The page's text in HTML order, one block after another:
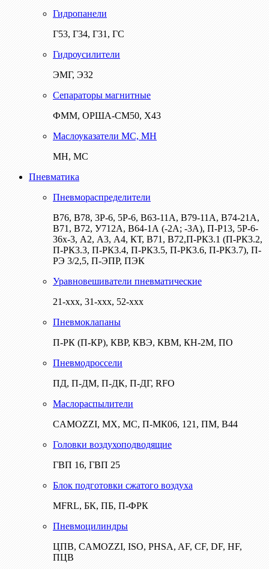
Гидропанели
Г53, Г34, Г31, ГС
Гидроусилители
ЭМГ, Э32
Сепараторы магнитные
ФММ, ОРША-СМ50, Х43
Маслоуказатели МС, МН
МН, МС
Пневматика
Пневмораспределители
В76, В78, 3Р-6, 5Р-6, В63-11А, В79-11А, В74-21А,
В71, В72, У712А, В64-1А (-2А; -3А), П-Р13, 5Р-6-
36х-3, А2, А3, А4, КТ, В71, В72,П-РК3.1 (П-РК3.2,
П-РК3.3, П-РК3.4, П-РК3.5, П-РК3.6, П-РК3.7), П-
РЭ 3/2,5, П-ЭПР, ПЭК
Уравновешиватели пневматические
21-ххх, 31-ххх, 52-ххх
Пневмоклапаны
П-РК (П-КР), КВР, КВЭ, КВМ, КН-2М, ПО
Пневмодроссели
ПД, П-ДМ, П-ДК, П-ДГ, RFO
Маслораспылители
CAMOZZI, МХ, МС, П-МК06, 121, ПМ, В44
Головки воздухоподводящие
ГВП 16, ГВП 25
Блок подготовки сжатого воздуха
MFRL, БК, ПБ, П-ФРК
Пневмоцилиндры
ЦПВ, CAMOZZI, ISO, PHSA, AF, CF, DF, HF,
ПЦВ